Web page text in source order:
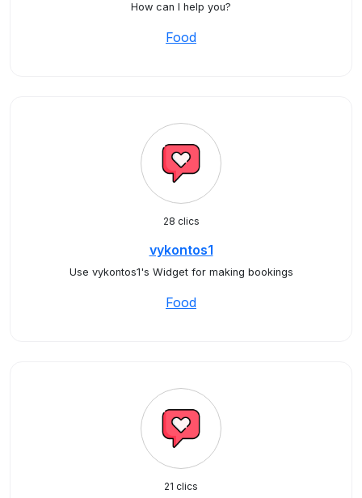
How can I help you?
Food
28 clics
vykontos1
Use vykontos1's Widget for making bookings
Food
21 clics